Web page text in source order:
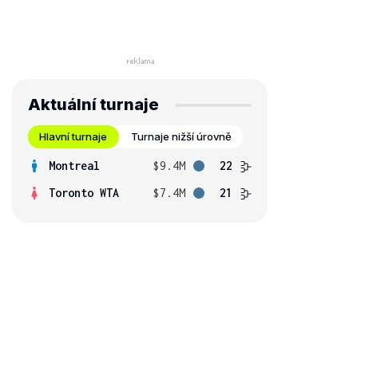
Aktuální turnaje
Hlavní turnaje Turnaje nižší úrovně
Montreal $9.4M
22
Toronto WTA
$7.4M 21